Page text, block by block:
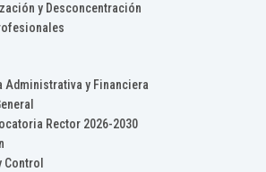
y Desconcentración
Administrativa y Financiera
Rector 2026-2030
Control